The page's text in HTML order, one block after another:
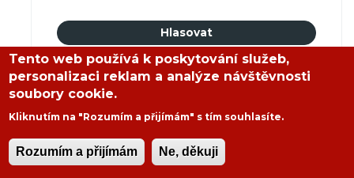
NEJNOVĚJŠÍ ČLÁNKY
Tento web používá k poskytování služeb,
personalizaci reklam a analýze návštěvnosti
soubory cookie.
Kliknutím na "Rozumím a přijímám" s tím souhlasíte.
Rozumím a přijímám Ne, děkuji